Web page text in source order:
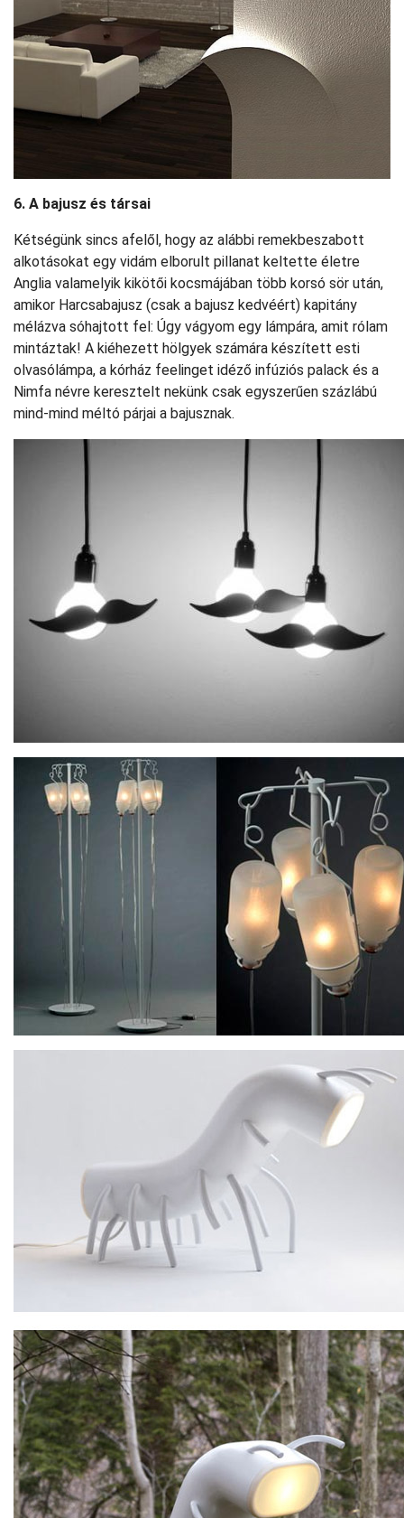
6. A bajusz és társai
Kétségünk sincs afelől, hogy az alábbi remekbeszabott
alkotásokat egy vidám elborult pillanat keltette életre
Anglia valamelyik kikötői kocsmájában több korsó sör után,
amikor Harcsabajusz (csak a bajusz kedvéért) kapitány
mélázva sóhajtott fel: Úgy vágyom egy lámpára, amit rólam
mintáztak! A kiéhezett hölgyek számára készített esti
olvasólámpa, a kórház feelinget idéző infúziós palack és a
Nimfa névre keresztelt nekünk csak egyszerűen százlábú
mind-mind méltó párjai a bajusznak.